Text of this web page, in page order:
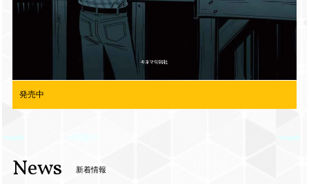
発売中
News 新着情報